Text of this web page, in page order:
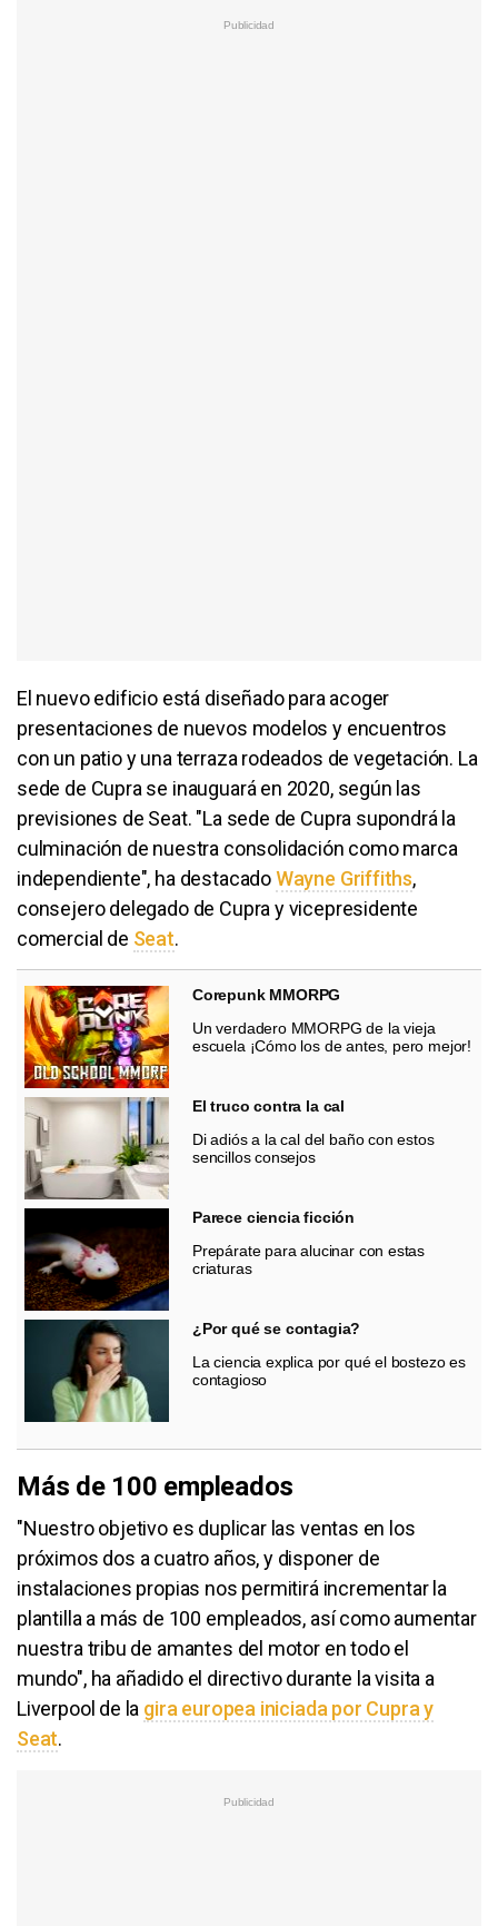
El nuevo edificio está diseñado para acoger
presentaciones de nuevos modelos y encuentros
con un patio y una terraza rodeados de vegetación. La
sede de Cupra se inauguará en 2020, según las
previsiones de Seat. "La sede de Cupra supondrá la
culminación de nuestra consolidación como marca
independiente", ha destacadoWayne Griffiths,
consejero delegado de Cupra y vicepresidente
comercial de Seat.
Corepunk MMORPG
Un verdadero MMORPG de la vieja
escuela ¡Cómo los de antes, pero mejor!
El truco contra la cal
Di adiós a la cal del baño con estos
sencillos consejos
Parece ciencia ficción
Prepárate para alucinar con estas
criaturas
¿Por qué se contagia?
La ciencia explica por qué el bostezo es
contagioso
Más de 100 empleados
"Nuestro objetivo es duplicar las ventas en los
próximos dos a cuatro años, y disponer de
instalaciones propias nos permitirá incrementar la
plantilla a más de 100 empleados, así como aumentar
nuestra tribu de amantes del motor en todo el
mundo", ha añadido el directivo durante la visita a
Liverpool de la gira europea iniciada por Cupra y
Seat.